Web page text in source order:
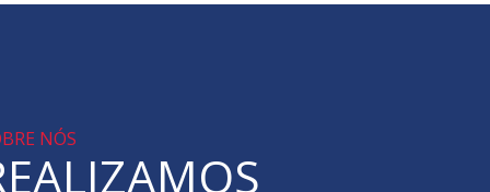
NÓS